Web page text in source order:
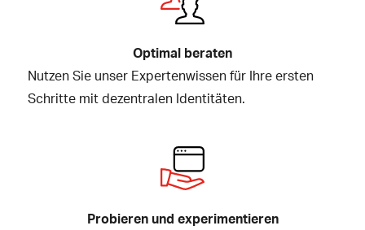
Optimal beraten
Nutzen Sie unser Expertenwissen für Ihre ersten
Schritte mit dezentralen Identitäten.
Probieren und experimentieren